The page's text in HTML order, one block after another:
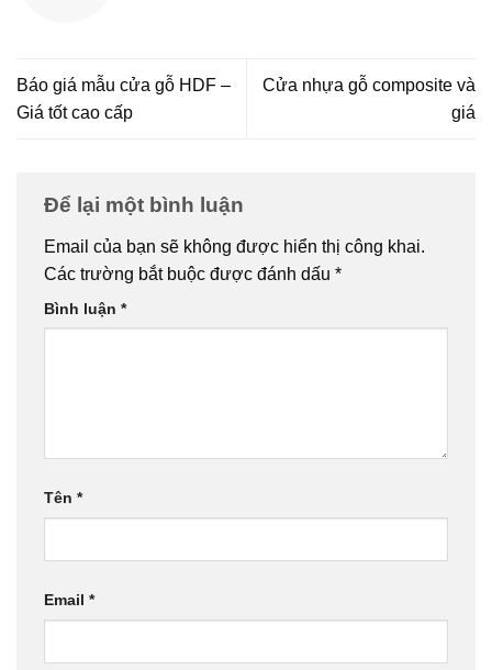
Báo giá mẫu cửa gỗ HDF –
Giá tốt cao cấp
Cửa nhựa gỗ composite và
giá
Để lại một bình luận
Email của bạn sẽ không được hiển thị công khai.
Các trường bắt buộc được đánh dấu *
Bình luận *
Tên *
Email *